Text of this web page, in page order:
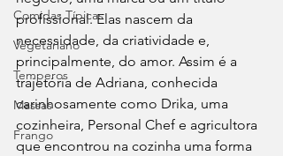
Comidas Típicas
Vegetariano
Temperos
Massas
Frango
profissional. Elas nascem da
necessidade, da criatividade e,
principalmente, do amor. Assim é a
trajetória de Adriana, conhecida
carinhosamente como Drika, uma
cozinheira, Personal Chef e agricultora
que encontrou na cozinha uma forma